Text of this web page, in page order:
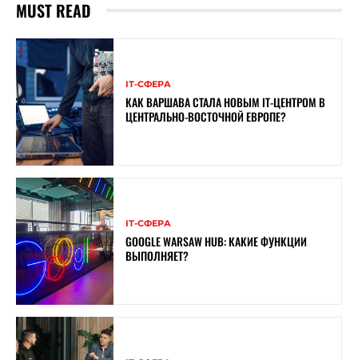
MUST READ
ІТ-СФЕРА
КАК ВАРШАВА СТАЛА НОВЫМ IT-ЦЕНТРОМ В
ЦЕНТРАЛЬНО-ВОСТОЧНОЙ ЕВРОПЕ?
ІТ-СФЕРА
GOOGLE WARSAW HUB: КАКИЕ ФУНКЦИИ
ВЫПОЛНЯЕТ?